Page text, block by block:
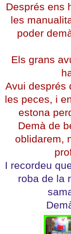
Després ens
les
poder
Els grans
Avui després
les peces, i
estona
Demà de
oblidarem,
I recordeu
roba de la